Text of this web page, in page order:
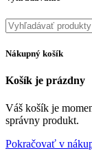
Nákupný košík
Košík je prázdny
Váš košík je
správny produkt.
Pokračovať v